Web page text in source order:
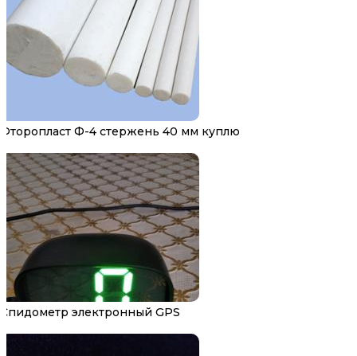
Фторопласт Ф-4 стержень 40 мм куплю
Спидометр электронный GPS